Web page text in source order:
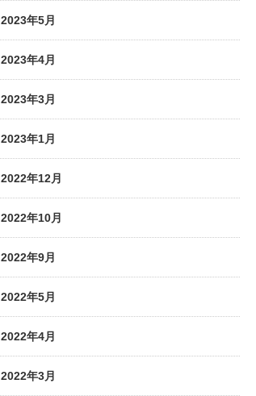
2023年5月
2023年4月
2023年3月
2023年1月
2022年12月
2022年10月
2022年9月
2022年5月
2022年4月
2022年3月